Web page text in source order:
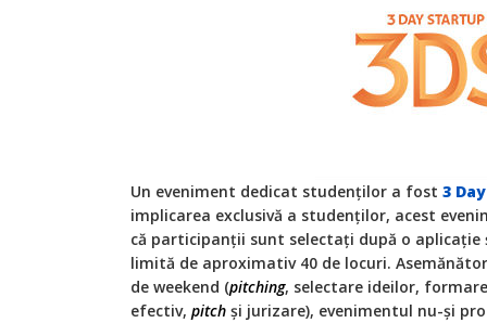
Un eveniment dedicat studenților a fost 3
implicarea exclusivă a studenților, acest
că participanții sunt selectați după o
limită de aproximativ 40 de locuri.
de weekend (pitching, selectare ideilor,
efectiv, pitch și jurizare), evenimentul nu-și